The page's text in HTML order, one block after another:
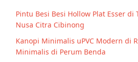
Pintu Besi Besi Hollow Plat Esser di
Nusa Citra Cibinong
Kanopi Minimalis uPVC Modern di
Minimalis di Perum Benda